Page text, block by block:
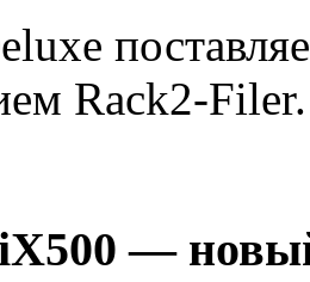
Rack2-Filer.
iX500—